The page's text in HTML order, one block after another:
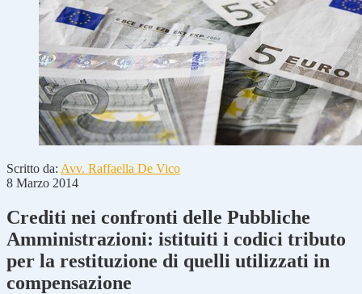
Scritto da: Avv. Raffaella De Vico
8 Marzo 2014
Crediti nei confronti delle Pubbliche
Amministrazioni: istituiti i codici tributo
per la restituzione di quelli utilizzati in
compensazione